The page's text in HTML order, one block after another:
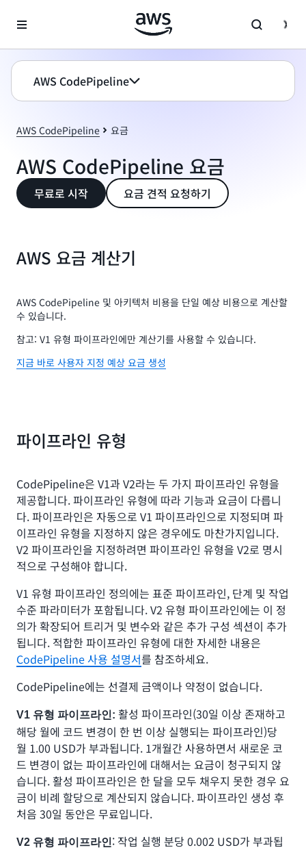
AWS CodePipeline
AWS CodePipeline 요금
AWS CodePipeline 요금
무료로 시작 요금 견적 요청하기
AWS 요금 계산기
AWS CodePipeline 및 아키텍처 비용을 단일 예상 비용으로 계산할
수 있습니다.
참고: V1 유형 파이프라인에만 계산기를 사용할 수 있습니다.
지금 바로 사용자 지정 예상 요금 생성
파이프라인 유형
CodePipeline은 V1과 V2라는 두 가지 파이프라인 유형을
제공합니다. 파이프라인 유형에 따라 기능과 요금이 다릅니
다. 파이프라인은 자동으로 V1 파이프라인으로 지정되며 파
이프라인 유형을 지정하지 않은 경우에도 마찬가지입니다.
V2 파이프라인을 지정하려면 파이프라인 유형을 V2로 명시
적으로 구성해야 합니다.
V1 유형 파이프라인 정의에는 표준 파이프라인, 단계 및 작업
수준 파라미터가 포함됩니다. V2 유형 파이프라인에는 이 정
의가 확장되어 트리거 및 변수와 같은 추가 구성 섹션이 추가
됩니다. 적합한 파이프라인 유형에 대한 자세한 내용은
CodePipeline 사용 설명서를 참조하세요.
CodePipeline에는 선결제 금액이나 약정이 없습니다.
V1 유형 파이프라인: 활성 파이프라인(30일 이상 존재하고
해당 월에 코드 변경이 한 번 이상 실행되는 파이프라인)당
월 1.00 USD가 부과됩니다. 1개월간 사용하면서 새로운 코
드 변경이 없는 파이프라인에 대해서는 요금이 청구되지 않
습니다. 활성 파이프라인은 한 달을 모두 채우지 못한 경우 요
금이 비례 할당으로 계산되지 않습니다. 파이프라인 생성 후
처음 30일 동안은 무료입니다.
V2 유형 파이프라인: 작업 실행 분당 0.002 USD가 부과됩